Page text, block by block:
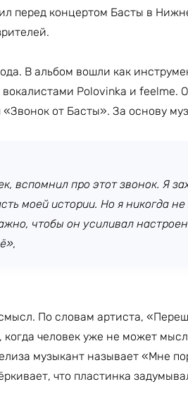
перед концертом Басты в
В альбом вошли как
Polovinka и feelme.
от Басты». За основу
вспомнил про этот звонок. Я
моей истории. Но я никогда
чтобы он усиливал
По словам артиста,
человек уже не может
музыкант называет «Мне
что пластинка